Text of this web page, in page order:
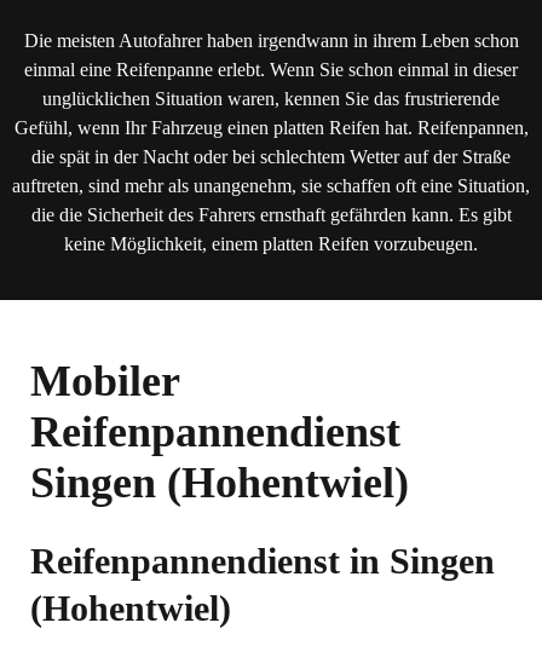
Die meisten Autofahrer haben irgendwann in ihrem Leben schon
einmal eine Reifenpanne erlebt. Wenn Sie schon einmal in dieser
unglücklichen Situation waren, kennen Sie das frustrierende
Gefühl, wenn Ihr Fahrzeug einen platten Reifen hat. Reifenpannen,
die spät in der Nacht oder bei schlechtem Wetter auf der Straße
auftreten, sind mehr als unangenehm, sie schaffen oft eine Situation,
die die Sicherheit des Fahrers ernsthaft gefährden kann. Es gibt
keine Möglichkeit, einem platten Reifen vorzubeugen.
Mobiler
Reifenpannendienst
Singen (Hohentwiel)
Reifenpannendienst in Singen
(Hohentwiel)